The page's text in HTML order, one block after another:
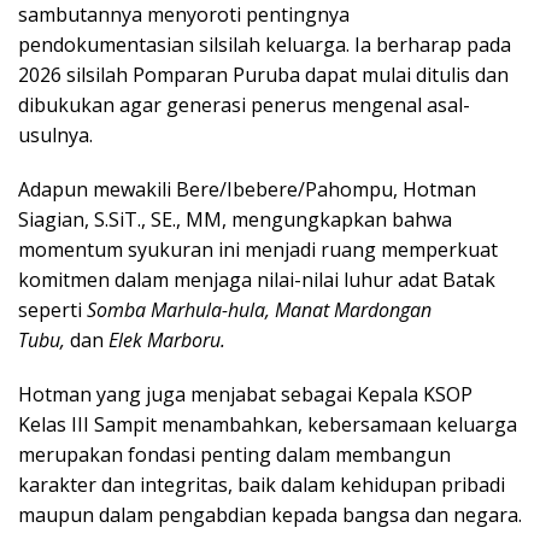
sambutannya menyoroti pentingnya
pendokumentasian silsilah keluarga. Ia berharap pada
2026 silsilah Pomparan Puruba dapat mulai ditulis dan
dibukukan agar generasi penerus mengenal asal-
usulnya.
Adapun mewakili Bere/Ibebere/Pahompu, Hotman
Siagian, S.SiT., SE., MM, mengungkapkan bahwa
momentum syukuran ini menjadi ruang memperkuat
komitmen dalam menjaga nilai-nilai luhur adat Batak
seperti Somba Marhula-hula, Manat Mardongan
Tubu, dan Elek Marboru.
Hotman yang juga menjabat sebagai Kepala KSOP
Kelas III Sampit menambahkan, kebersamaan keluarga
merupakan fondasi penting dalam membangun
karakter dan integritas, baik dalam kehidupan pribadi
maupun dalam pengabdian kepada bangsa dan negara.